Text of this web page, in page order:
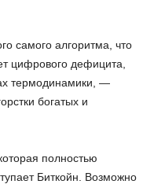
самого алгоритма, что
цифрового дефицита,
термодинамики, —
богатых и
полностью
Биткойн. Возможно